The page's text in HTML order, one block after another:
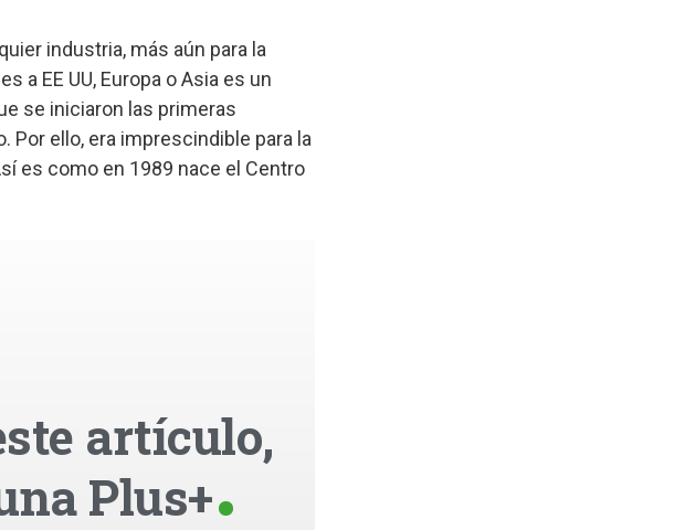
industria, más aún para la
a EE UU, Europa o Asia es un
se iniciaron las primeras
ello, era imprescindible para la
es como en 1989 nace el Centro
artículo,
Plus+